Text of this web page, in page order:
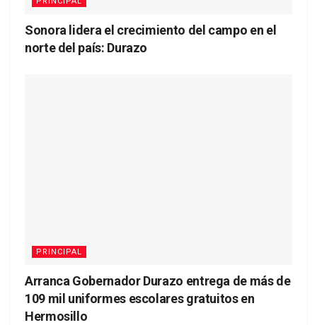
Sonora lidera el crecimiento del campo en el
norte del país: Durazo
PRINCIPAL
Arranca Gobernador Durazo entrega de más de
109 mil uniformes escolares gratuitos en
Hermosillo